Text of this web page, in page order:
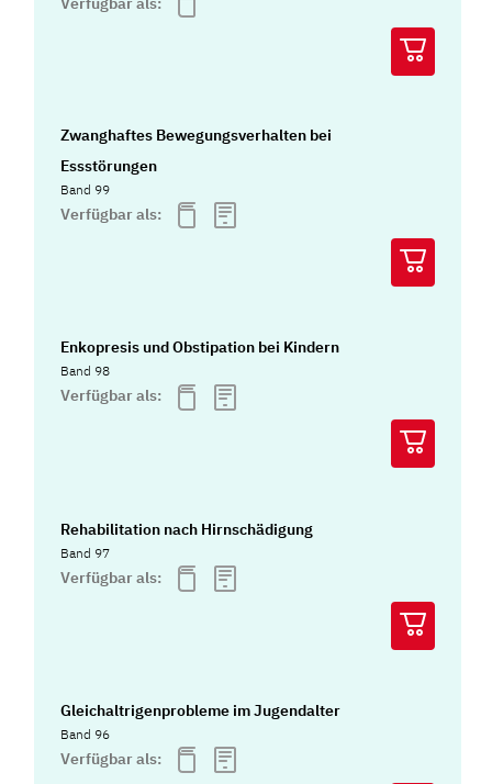
Zwanghaftes Bewegungsverhalten bei
Essstörungen
Band 99
Verfügbar als:
Enkopresis und Obstipation bei Kindern
Band 98
Verfügbar als:
Rehabilitation nach Hirnschädigung
Band 97
Verfügbar als:
Gleichaltrigenprobleme im Jugendalter
Band 96
Verfügbar als: